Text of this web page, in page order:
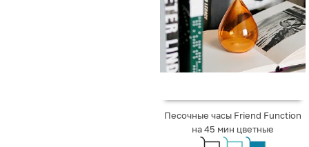
Песочные часы Friend Function
на 45 мин цветные